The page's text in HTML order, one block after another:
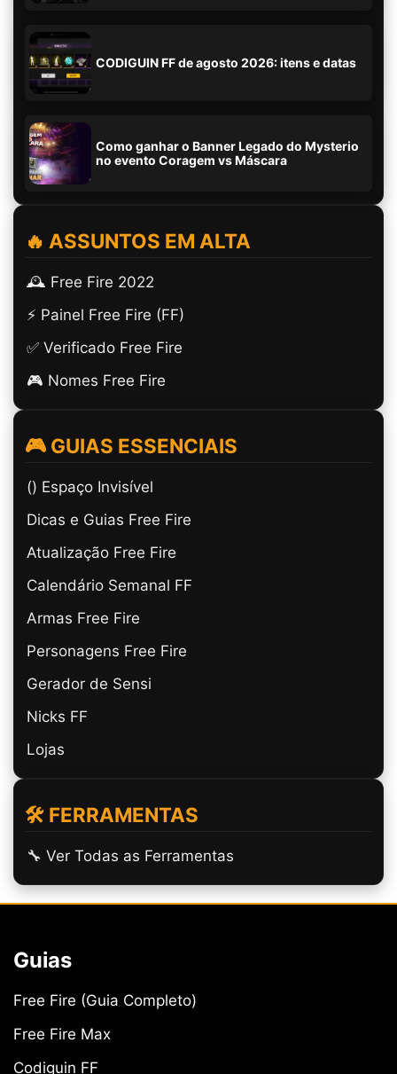
CODIGUIN FF de agosto 2026: itens e datas
Como ganhar o Banner Legado do Mysterio
no evento Coragem vs Máscara
🔥 ASSUNTOS EM ALTA
🕰️ Free Fire 2022
⚡ Painel Free Fire (FF)
✅ Verificado Free Fire
🎮 Nomes Free Fire
🎮 GUIAS ESSENCIAIS
(ㅤ) Espaço Invisível
Dicas e Guias Free Fire
Atualização Free Fire
Calendário Semanal FF
Armas Free Fire
Personagens Free Fire
Gerador de Sensi
Nicks FF
Lojas
🛠️ FERRAMENTAS
🔧 Ver Todas as Ferramentas
Guias
Free Fire (Guia Completo)
Free Fire Max
Codiguin FF